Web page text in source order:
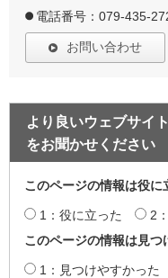
電話番号：079-435-
お問い合わせ
より良いウェブサイ
をお聞かせください
このページの情報は役に
1：役に立った 2
このページの情報は見つ
1：見つけやすかった